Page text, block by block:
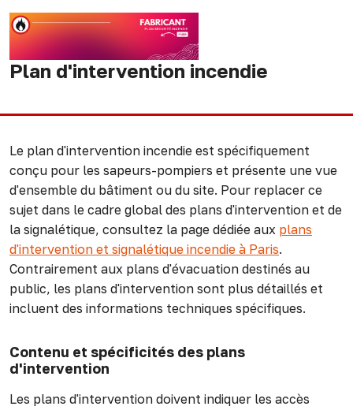
Plan d'intervention incendie
Le plan d'intervention incendie est spécifiquement
conçu pour les sapeurs-pompiers et présente une vue
d'ensemble du bâtiment ou du site. Pour replacer ce
sujet dans le cadre global des plans d'intervention et de
la signalétique, consultez la page dédiée aux plans
d'intervention et signalétique incendie à Paris.
Contrairement aux plans d'évacuation destinés au
public, les plans d'intervention sont plus détaillés et
incluent des informations techniques spécifiques.
Contenu et spécificités des plans
d'intervention
Les plans d'intervention doivent indiquer les accès